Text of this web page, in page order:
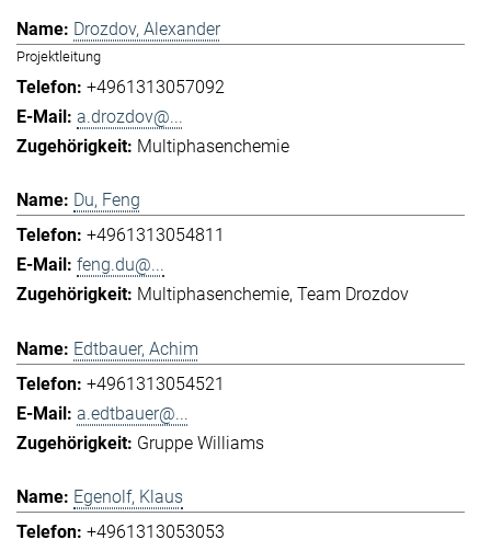
Drozdov, Alexander
Projektleitung
+4961313057092
a.drozdov@...
Multiphasenchemie
Du, Feng
+4961313054811
feng.du@...
Multiphasenchemie Team Drozdov
Edtbauer, Achim
+4961313054521
a.edtbauer@...
Gruppe Williams
Egenolf, Klaus
+4961313053053